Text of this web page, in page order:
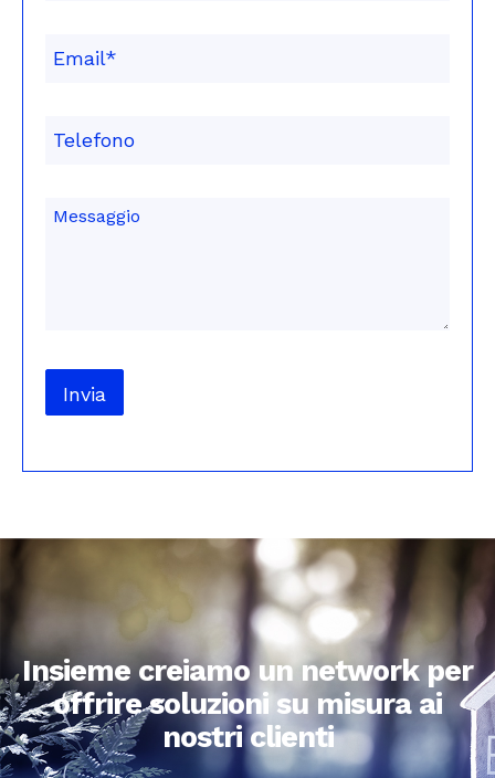
Invia
Insieme creiamo un network per
offrire soluzioni su misura ai
nostri clienti